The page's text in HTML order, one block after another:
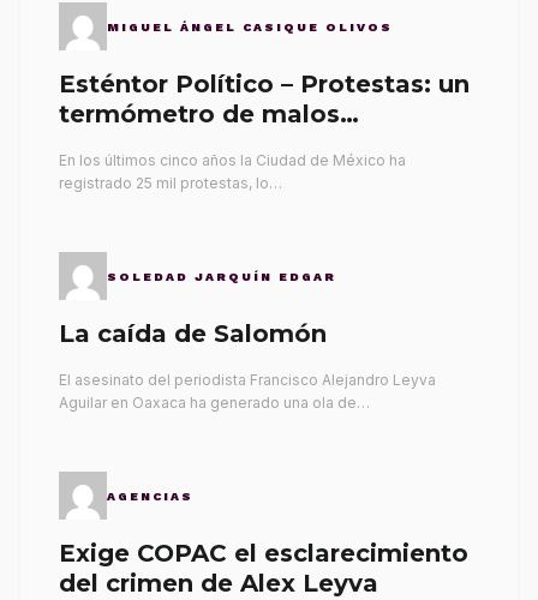
MIGUEL ÁNGEL CASIQUE OLIVOS
Esténtor Político – Protestas: un
termómetro de malos
En los últimos cinco años la Ciudad de México ha
registrado 25 mil protestas, lo…
SOLEDAD JARQUÍN EDGAR
La caída de Salomón
El asesinato del periodista Francisco Alejandro Leyva
Aguilar en Oaxaca ha generado una ola de…
AGENCIAS
Exige COPAC el esclarecimiento
del crimen de Alex Leyva